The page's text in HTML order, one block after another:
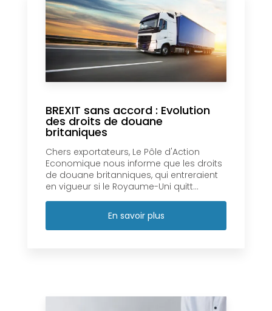
BREXIT sans accord : Evolution
des droits de douane
britaniques
Chers exportateurs, Le Pôle d'Action
Economique nous informe que les droits
de douane britanniques, qui entreraient
en vigueur si le Royaume-Uni quitt...
En savoir plus